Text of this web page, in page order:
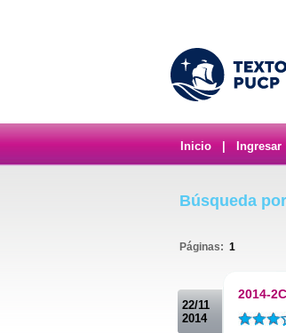
Inicio Ingresar
Búsqueda
Páginas: 1
22/11
2014
2014-